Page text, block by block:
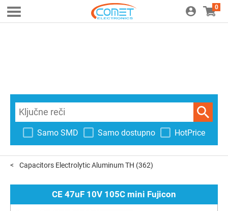
0
Samo SMD Samo dostupno HotPrice
Capacitors Electrolytic Aluminum TH (362)
CE 47uF 10V 105C mini Fujicon